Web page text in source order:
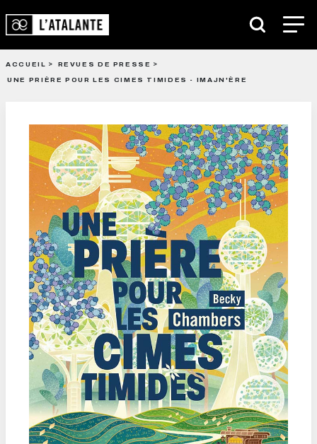
ACCUEIL
REVUES DE PRESSE
UNE PRIÈRE POUR LES CIMES TIMIDES - IMAJN'ÈRE